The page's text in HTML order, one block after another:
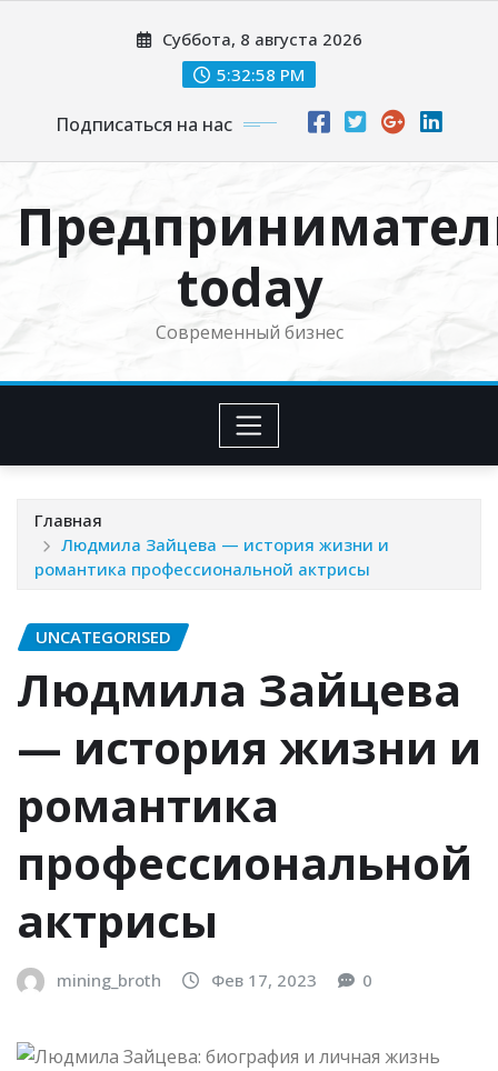
Суббота, 8 августа 2026
5:32:59 PM
Подписаться на нас
today
Современный бизнес
Главная
Людмила Зайцева — история жизни и
романтика профессиональной актрисы
UNCATEGORISED
Людмила Зайцева
— история жизни и
романтика
профессиональной
актрисы
mining_broth Фев 17, 2023 0